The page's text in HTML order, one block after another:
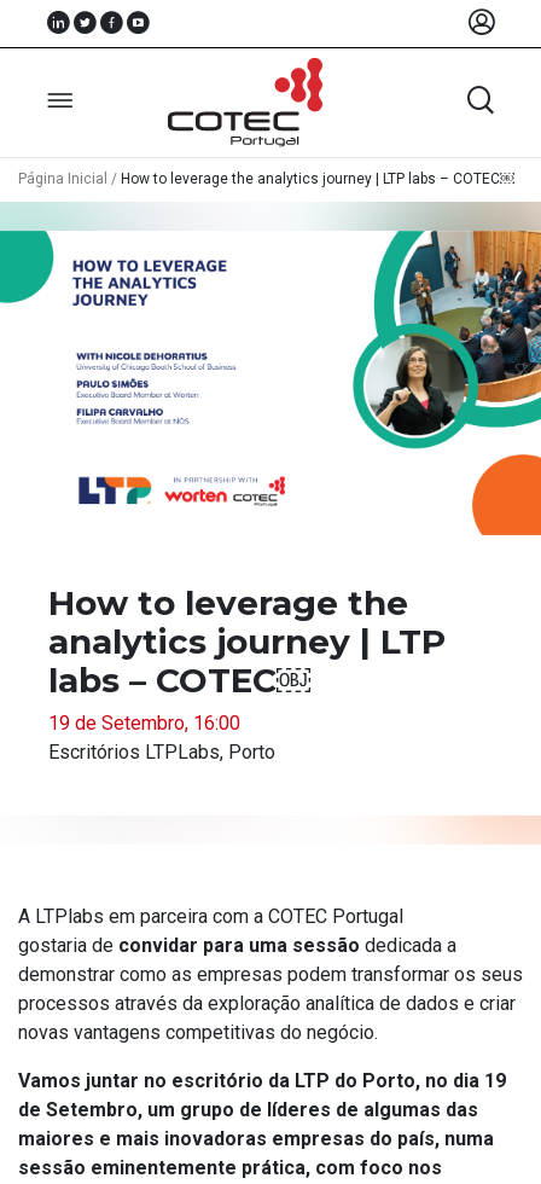
Sobre
Nós
Recursos
Notícias
Eventos
Página Inicial / How to leverage the analytics journey | LTP labs – COTEC￼
How to leverage the
analytics journey | LTP
labs – COTEC￼
19 de Setembro, 16:00
Escritórios LTPLabs, Porto
A LTPlabs em parceira com a COTEC Portugal
gostaria de convidar para uma sessão dedicada a
demonstrar como as empresas podem transformar os seus
processos através da exploração analítica de dados e criar
novas vantagens competitivas do negócio.
Vamos juntar no escritório da LTP do Porto, no dia 19
de Setembro, um grupo de líderes de algumas das
maiores e mais inovadoras empresas do país, numa
sessão eminentemente prática, com foco nos